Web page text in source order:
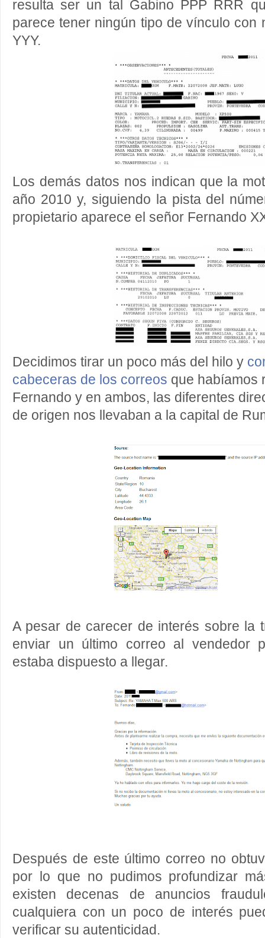
resulta ser un tal Gabino PPP RRR
parece tener ningún tipo de vínculo con
YYY.
Los demás datos nos indican que la
año 2010 y, siguiendo la pista del
propietario aparece el señor Fernando
Decidimos tirar un poco más del hilo y
cabeceras de los correos que habíamos
Fernando y en ambos, las diferentes
de origen nos llevaban a la capital de
A pesar de carecer de interés sobre la
enviar un último correo al vendedor
estaba dispuesto a llegar.
Después de este último correo no
por lo que no pudimos profundizar
existen decenas de anuncios
cualquiera con un poco de interés
verificar su autenticidad.